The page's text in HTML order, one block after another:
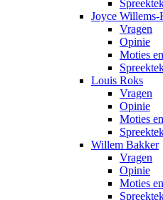
Joyce Willems-
Vragen
Opinie
Moties
Louis Roks
Vragen
Opinie
Moties
Willem Bakker
Vragen
Opinie
Moties